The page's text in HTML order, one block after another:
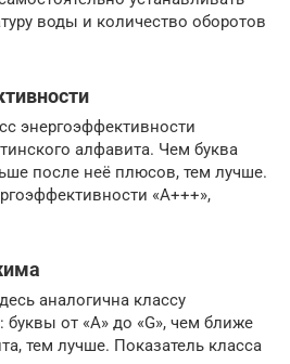
воды и количество оборотов
энергоэффективности
алфавита. Чем буква
после неё плюсов, тем лучше.
«А+++»,
аналогична классу
буквы от «А» до «G», чем ближе
тем лучше. Показатель класса